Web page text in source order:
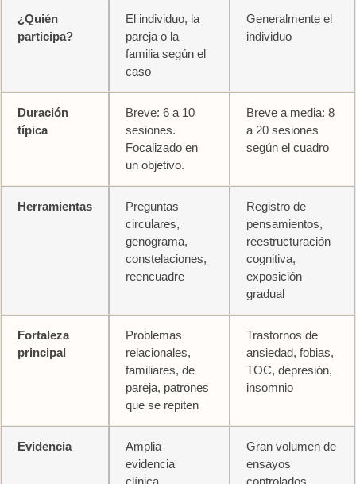
¿Quién
participa?
El individuo, la
pareja o la
familia según el
caso
Generalmente el
individuo
Duración
típica
Breve: 6 a 10
sesiones.
Focalizado en
un objetivo.
Breve a media: 8
a 20 sesiones
según el cuadro
Herramientas
Preguntas
circulares,
genograma,
constelaciones,
reencuadre
Registro de
pensamientos,
reestructuración
cognitiva,
exposición
gradual
Fortaleza
principal
Problemas
relacionales,
familiares, de
pareja, patrones
que se repiten
Trastornos de
ansiedad, fobias,
TOC, depresión,
insomnio
Evidencia
Amplia
evidencia
clínica.
Gran volumen de
ensayos
controlados.